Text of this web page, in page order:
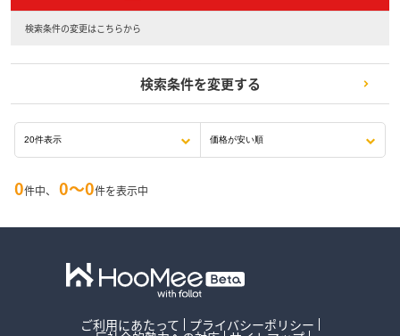
検索条件の変更はこちらから
検索条件を変更する
0件中、 0〜0件を表示中
ご利用にあたって プライバシーポリシー